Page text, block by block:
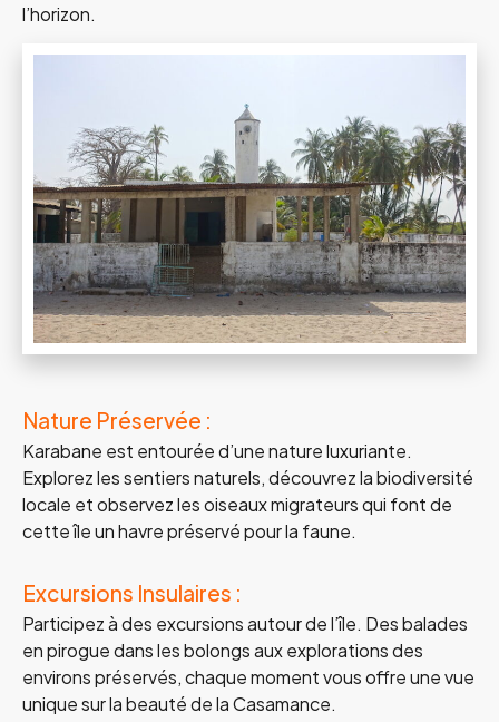
l’horizon.
Nature Préservée :
Karabane est entourée d’une nature luxuriante.
Explorez les sentiers naturels, découvrez la biodiversité
locale et observez les oiseaux migrateurs qui font de
cette île un havre préservé pour la faune.
Excursions Insulaires :
Participez à des excursions autour de l’île. Des balades
en pirogue dans les bolongs aux explorations des
environs préservés, chaque moment vous offre une vue
unique sur la beauté de la Casamance.